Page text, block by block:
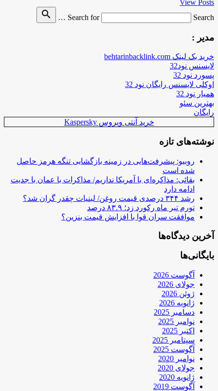
View Posts
Search for
Search …
search
مدیر :
خرید بک لینک behtarinbacklink.com
لایسنس نود32
پسورد نود 32
اوکلی لایسنس رایگان نود 32
همیار نود 32
بهترین سئو
رایگان
خرید آنتی ویروس Kaspersky
نوشته‌های تازه
روبیو: پیشرفت‌هایی در زمینه بازگشایی تنگه هرمز حاصل
شده است
بقائی: مذاکره‌ای با آمریکا نداریم/ مذاکرات با عمان با جدیت
ادامه دارد
رشد ۳۴۴ درصدی قیمت روغن/ لبنیات چقدر گران شد؟
تورم تیر ماه رکورد زد؛ ۸۳.۹ درصد
موافقت سران قوا با افزایش قیمت بنزین؟
آخرین دیدگاه‌ها
بایگانی‌ها
آگوست 2026
جولای 2026
ژوئن 2026
ژانویه 2026
دسامبر 2025
نوامبر 2025
اکتبر 2025
سپتامبر 2025
آگوست 2025
نوامبر 2020
جولای 2020
ژانویه 2020
آگوست 2019